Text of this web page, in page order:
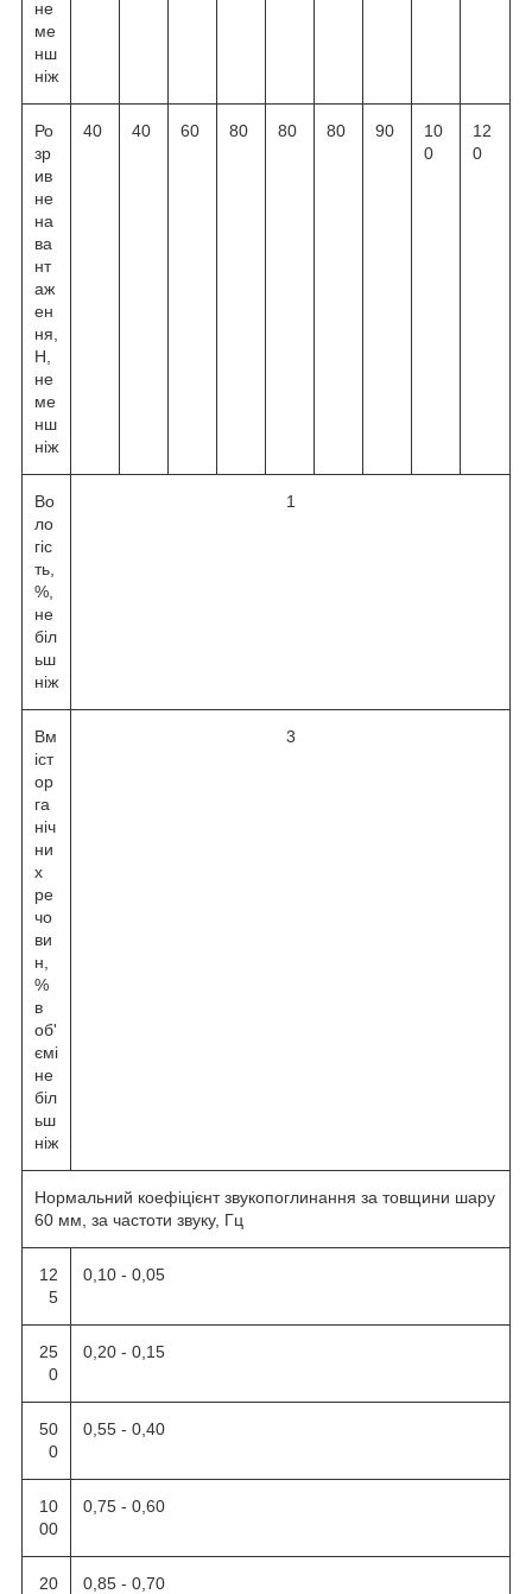
не
ме
нш
ніж
Ро
зр
ив
не
на
ва
нт
аж
ен
ня,
Н,
не
ме
нш
ніж
40 40 60 80 80 80 90
10
0
12
0
Во
ло
гіс
ть,
%,
не
біл
ьш
ніж
1
Вм
іст
ор
га
ніч
ни
х
ре
чо
ви
н,
%
в
об'
ємі
не
біл
ьш
ніж
3
Нормальний коефіцієнт звукопоглинання за товщини шару
60 мм, за частоти звуку, Гц
12
5
0,10 - 0,05
25
0
0,20 - 0,15
50
0
0,55 - 0,40
10
00
0,75 - 0,60
20
0,85 - 0,70